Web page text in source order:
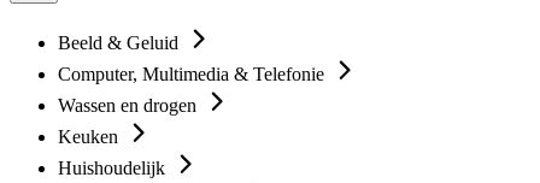
Beeld & Geluid
Computer, Multimedia & Telefonie
Wassen en drogen
Keuken
Huishoudelijk